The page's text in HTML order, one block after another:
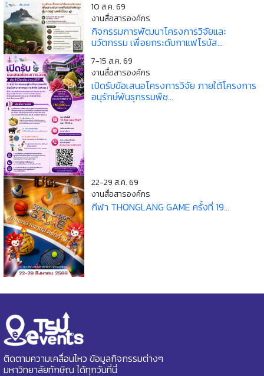
10 ส.ค. 69
งานสื่อสารองค์กร
กิจกรรมการพัฒนาโครงการวิจัยและ
นวัตกรรม เพื่อยกระดับกาแฟโรบัส...
7-15 ส.ค. 69
งานสื่อสารองค์กร
เปิดรับข้อเสนอโครงการวิจัย ภายใต้โครงการ
อนุรักษ์พันธุกรรมพืช...
22-29 ส.ค. 69
งานสื่อสารองค์กร
กีฬา THONGLANG GAME ครั้งที่ 19...
ติดตามความเคลื่อนไหว ข้อมูลกิจกรรมต่างๆ
มหาวิทยาลัยทักษิณ ได้ทุกวันที่นี่